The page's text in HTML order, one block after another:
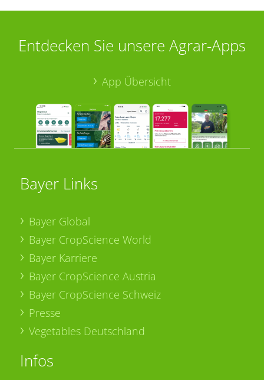
Entdecken Sie unsere Agrar-Apps
App Übersicht
Bayer Links
Bayer Global
Bayer CropScience World
Bayer Karriere
Bayer CropScience Austria
Bayer CropScience Schweiz
Presse
Vegetables Deutschland
Infos